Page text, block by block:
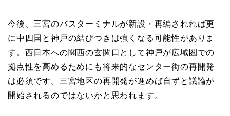
今後、三宮のバスターミナルが新設・再編されれば更
に中四国と神戸の結びつきは強くなる可能性がありま
す。西日本への関西の玄関口として神戸が広域圏での
拠点性を高めるためにも将来的なセンター街の再開発
は必須です。三宮地区の再開発が進めば自ずと議論が
開始されるのではないかと思われます。